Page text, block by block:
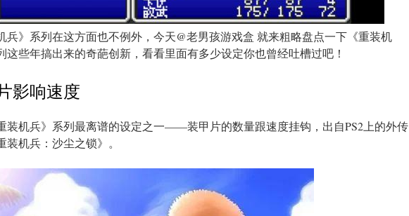
兵》系列在这方面也不例外，今天@老男孩游戏盒 就来粗略盘点一下《重装机
这些年搞出来的奇葩创新，看看里面有多少设定你也曾经吐槽过吧！
影响速度
装机兵》系列最离谱的设定之一——装甲片的数量跟速度挂钩，出自PS2上的外传
装机兵：沙尘之锁》。